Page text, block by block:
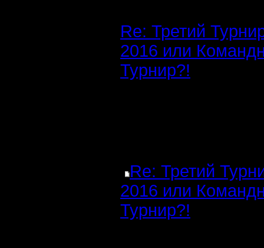
Re: Третий
2016 или
Турнир?!
Re: Третий
2016 или
Турнир?!